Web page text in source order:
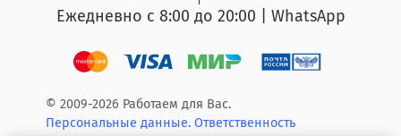
Ежедневно с 8:00 до 20:00 | WhatsApp
© 2009-2026 Работаем для Вас.
Персональные данные. Ответственность